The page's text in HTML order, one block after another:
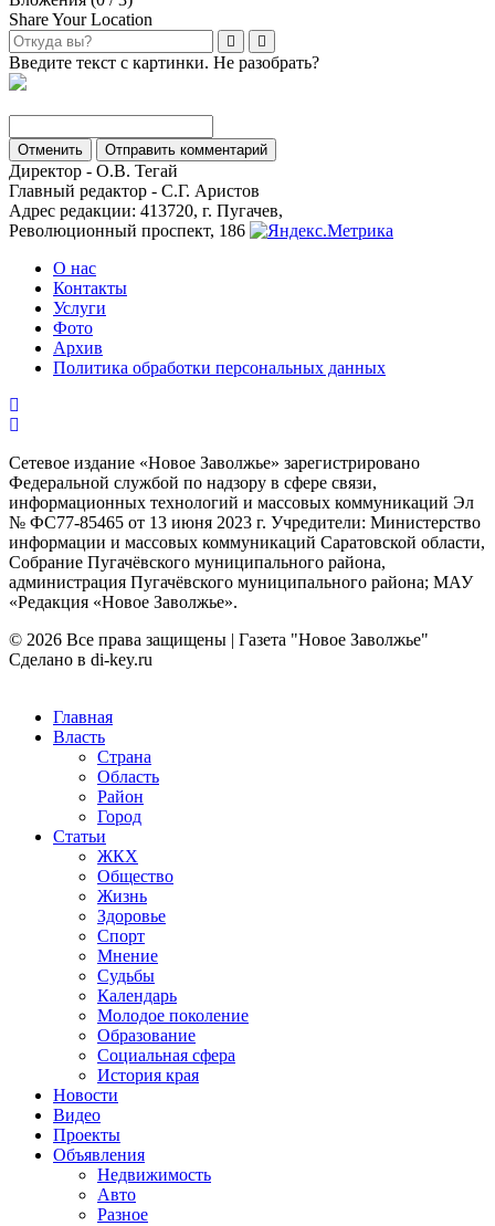
Share Your Location
Введите текст с картинки. Не разобрать?
Отменить Отправить комментарий
Директор - О.В. Тегай
Главный редактор - С.Г. Аристов
Адрес редакции: 413720, г. Пугачев,
Революционный проспект, 186
О нас
Контакты
Услуги
Фото
Архив
Политика обработки персональных данных
Сетевое издание «Новое Заволжье» зарегистрировано
Федеральной службой по надзору в сфере связи,
информационных технологий и массовых коммуникаций Эл
№ ФС77-85465 от 13 июня 2023 г. Учредители: Министерство
информации и массовых коммуникаций Саратовской области,
Собрание Пугачёвского муниципального района,
администрация Пугачёвского муниципального района; МАУ
«Редакция «Новое Заволжье».
© 2026 Все права защищены | Газета "Новое Заволжье"
Сделано в di-key.ru
Главная
Власть
Страна
Область
Район
Город
Статьи
ЖКХ
Общество
Жизнь
Здоровье
Спорт
Мнение
Судьбы
Календарь
Молодое поколение
Образование
Социальная сфера
История края
Новости
Видео
Проекты
Объявления
Недвижимость
Авто
Разное